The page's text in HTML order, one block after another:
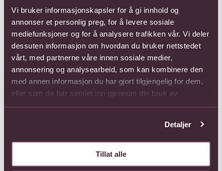
Vi bruker informasjonskapsler for å gi innhold og
annonser et personlig preg, for å levere sosiale
mediefunksjoner og for å analysere trafikken vår. Vi deler
dessuten informasjon om hvordan du bruker nettstedet
vårt, med partnerne våre innen sosiale medier,
annonsering og analysearbeid, som kan kombinere den
med annen informasjon du har gjort tilgjengelig for dem,
eller som de har samlet inn gjennom din bruk av
tjenestene deres.
Detaljer
Tillat alle